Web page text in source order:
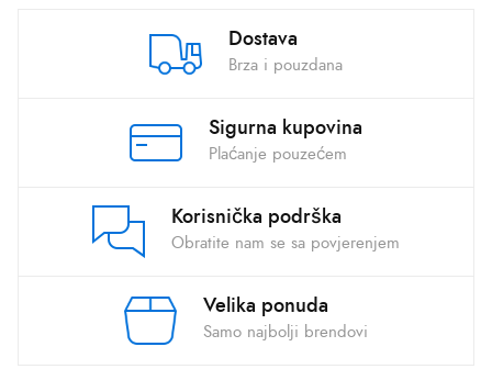
Dostava
Brza i pouzdana
Sigurna kupovina
Plaćanje pouzećem
Korisnička podrška
Obratite nam se sa povjerenjem
Velika ponuda
Samo najbolji brendovi